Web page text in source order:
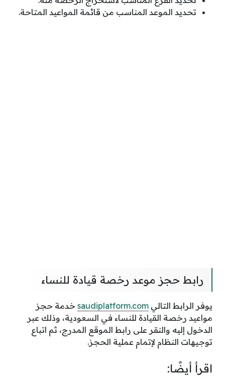
تحديد الموعد المناسب من قائمة المواعيد المتاحة.
رابط حجز موعد رخصة قيادة للنساء
يوفر الرابط التالي saudiplatform.com خدمة حجز
مواعيد رخصة القيادة للنساء في السعودية، وذلك عبر
الدخول إليه والنقر على رابط الموقع المدرج، ثم اتباع
توجيهات النظام لإتمام عملية الحجز.
اقرأ أيضًا: